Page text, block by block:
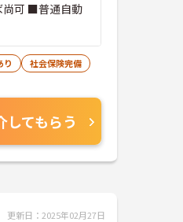
尚可 ■普通自動
り
社会保険完備
してもらう
更新日：2025年02月27日